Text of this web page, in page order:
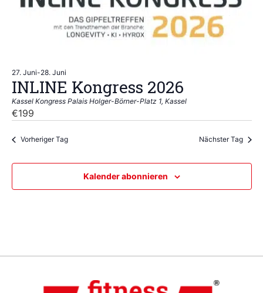
27. Juni-28. Juni
INLINE Kongress 2026
Kassel Kongress Palais Holger-Börner-Platz 1, Kassel
€199
Vorheriger Tag Nächster Tag
Kalender abonnieren